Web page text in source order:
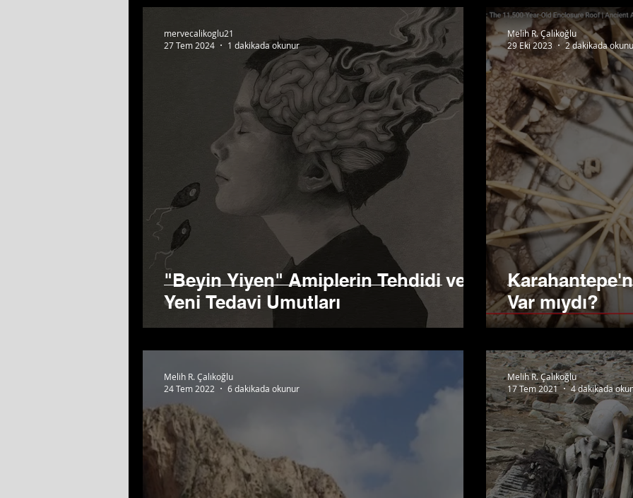
"Beyin Yiyen" Amiplerin Tehdidi ve
Yeni Tedavi Umutları
mervecalikoglu21
27 Tem 2024
1 dakikada okunur
Var mıydı?
Melih R. Çalıkoğlu
29 Eki 2023
2 dakikada
Melih R. Çalıkoğlu
24 Tem 2022
6 dakikada okunur
Melih R. Çalıkoğlu
17 Tem 2021
4 dakikada